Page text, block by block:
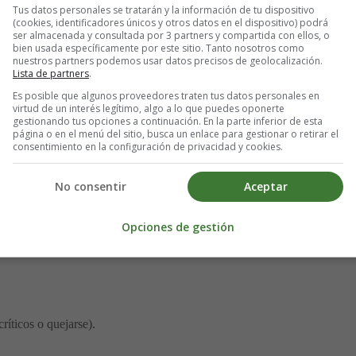
un niño puede tener depresión
o cambios que los padres y cuidadores pueden ver por sí mismos.
sus sentimientos o que no estén dispuestos a hacerlo. Estas
de cabeza o de estómago.
o quejarse).
Tus datos personales se tratarán y la información de tu dispositivo
(cookies, identificadores únicos y otros datos en el dispositivo) podrá
ser almacenada y consultada por 3 partners y compartida con ellos, o
bien usada específicamente por este sitio. Tanto nosotros como
nuestros partners podemos usar datos precisos de geolocalización.
Lista de partners.
Es posible que algunos proveedores traten tus datos personales en
virtud de un interés legítimo, algo a lo que puedes oponerte
gestionando tus opciones a continuación. En la parte inferior de esta
página o en el menú del sitio, busca un enlace para gestionar o retirar el
consentimiento en la configuración de privacidad y cookies.
Aceptar
No consentir
Opciones de gestión